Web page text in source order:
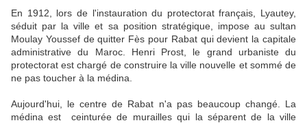
En 1912, lors de l'instauration du protectorat français, Lyautey,
séduit par la ville et sa position stratégique, impose au sultan
Moulay Youssef de quitter Fès pour Rabat qui devient la capitale
administrative du Maroc. Henri Prost, le grand urbaniste du
protectorat est chargé de construire la ville nouvelle et sommé de
ne pas toucher à la médina.
Aujourd'hui, le centre de Rabat n'a pas beaucoup changé. La
médina est ceinturée de murailles qui la séparent de la ville